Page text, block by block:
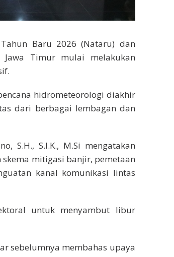
Baru 2026 (Nataru) dan
Timur mulai melakukan
hidrometeorologi diakhir
dari berbagai lembagan dan
S.H., S.I.K., M.Si mengatakan
mitigasi banjir, pemetaan
kanal komunikasi lintas
untuk menyambut libur
sebelumnya membahas upaya